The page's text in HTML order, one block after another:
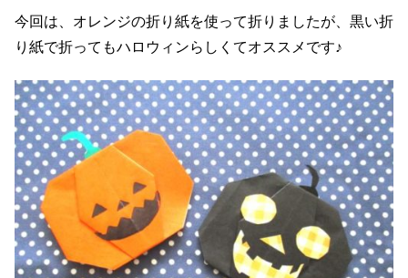
今回は、オレンジの折り紙を使って折りましたが、黒い折
り紙で折ってもハロウィンらしくてオススメです♪